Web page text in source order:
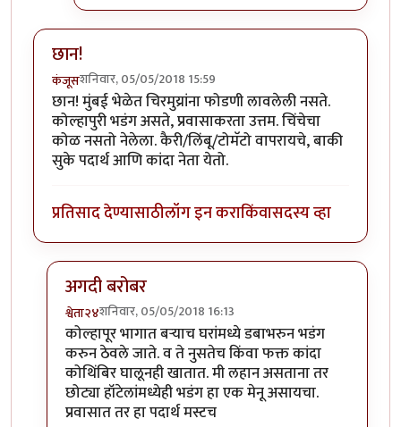
छान!
कंजूसशनिवार, 05/05/2018 15:59
छान! मुंबई भेळेत चिरमुय्रांना फोडणी लावलेली नसते.
कोल्हापुरी भडंग असते, प्रवासाकरता उत्तम. चिंचेचा
कोळ नसतो नेलेला. कैरी/लिंबू/टोमॅटो वापरायचे, बाकी
सुके पदार्थ आणि कांदा नेता येतो.
प्रतिसाद देण्यासाठीलॉग इन कराकिंवासदस्य व्हा
अगदी बरोबर
श्वेता२४शनिवार, 05/05/2018 16:13
In reply toछान!byकंजूस
कोल्हापूर भागात बऱ्याच घरांमध्ये डबाभरुन भडंग
करुन ठेवले जाते. व ते नुसतेच किंवा फक्त कांदा
कोथिंबिर घालूनही खातात. मी लहान असताना तर
छोट्या हॉटेलांमध्येही भडंग हा एक मेनू असायचा.
प्रवासात तर हा पदार्थ मस्टच